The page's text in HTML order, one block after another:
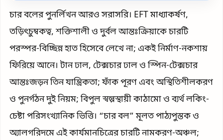
চার বলের পুনর্লিখন আরও সরাসরি। EFT মাধ্যাকর্ষণ,
তড়িৎচুম্বকত্ব, শক্তিশালী ও দুর্বল আন্তঃক্রিয়াকে চারটি
পরস্পর-বিচ্ছিন্ন হাত হিসেবে লেখে না; একই নির্মাণ-নকশায়
ফিরিয়ে আনে। টান ঢাল, টেক্সচার ঢাল ও স্পিন-টেক্সচার
আন্তঃজড়ন তিন যান্ত্রিকতা; ফাঁক পূরণ এবং অস্থিতিশীলকরণ
ও পুনর্গঠন দুই নিয়ম; বিপুল স্বল্পস্থায়ী কাঠামো ও ব্যর্থ লকিং-
চেষ্টা পরিসংখ্যানিক ভিত্তি। “চার বল” মূলত পাঠ্যপুস্তক ও
অ্যালগরিদমে এই কার্যমানচিত্রের চারটি নামকরণ-অঞ্চল;